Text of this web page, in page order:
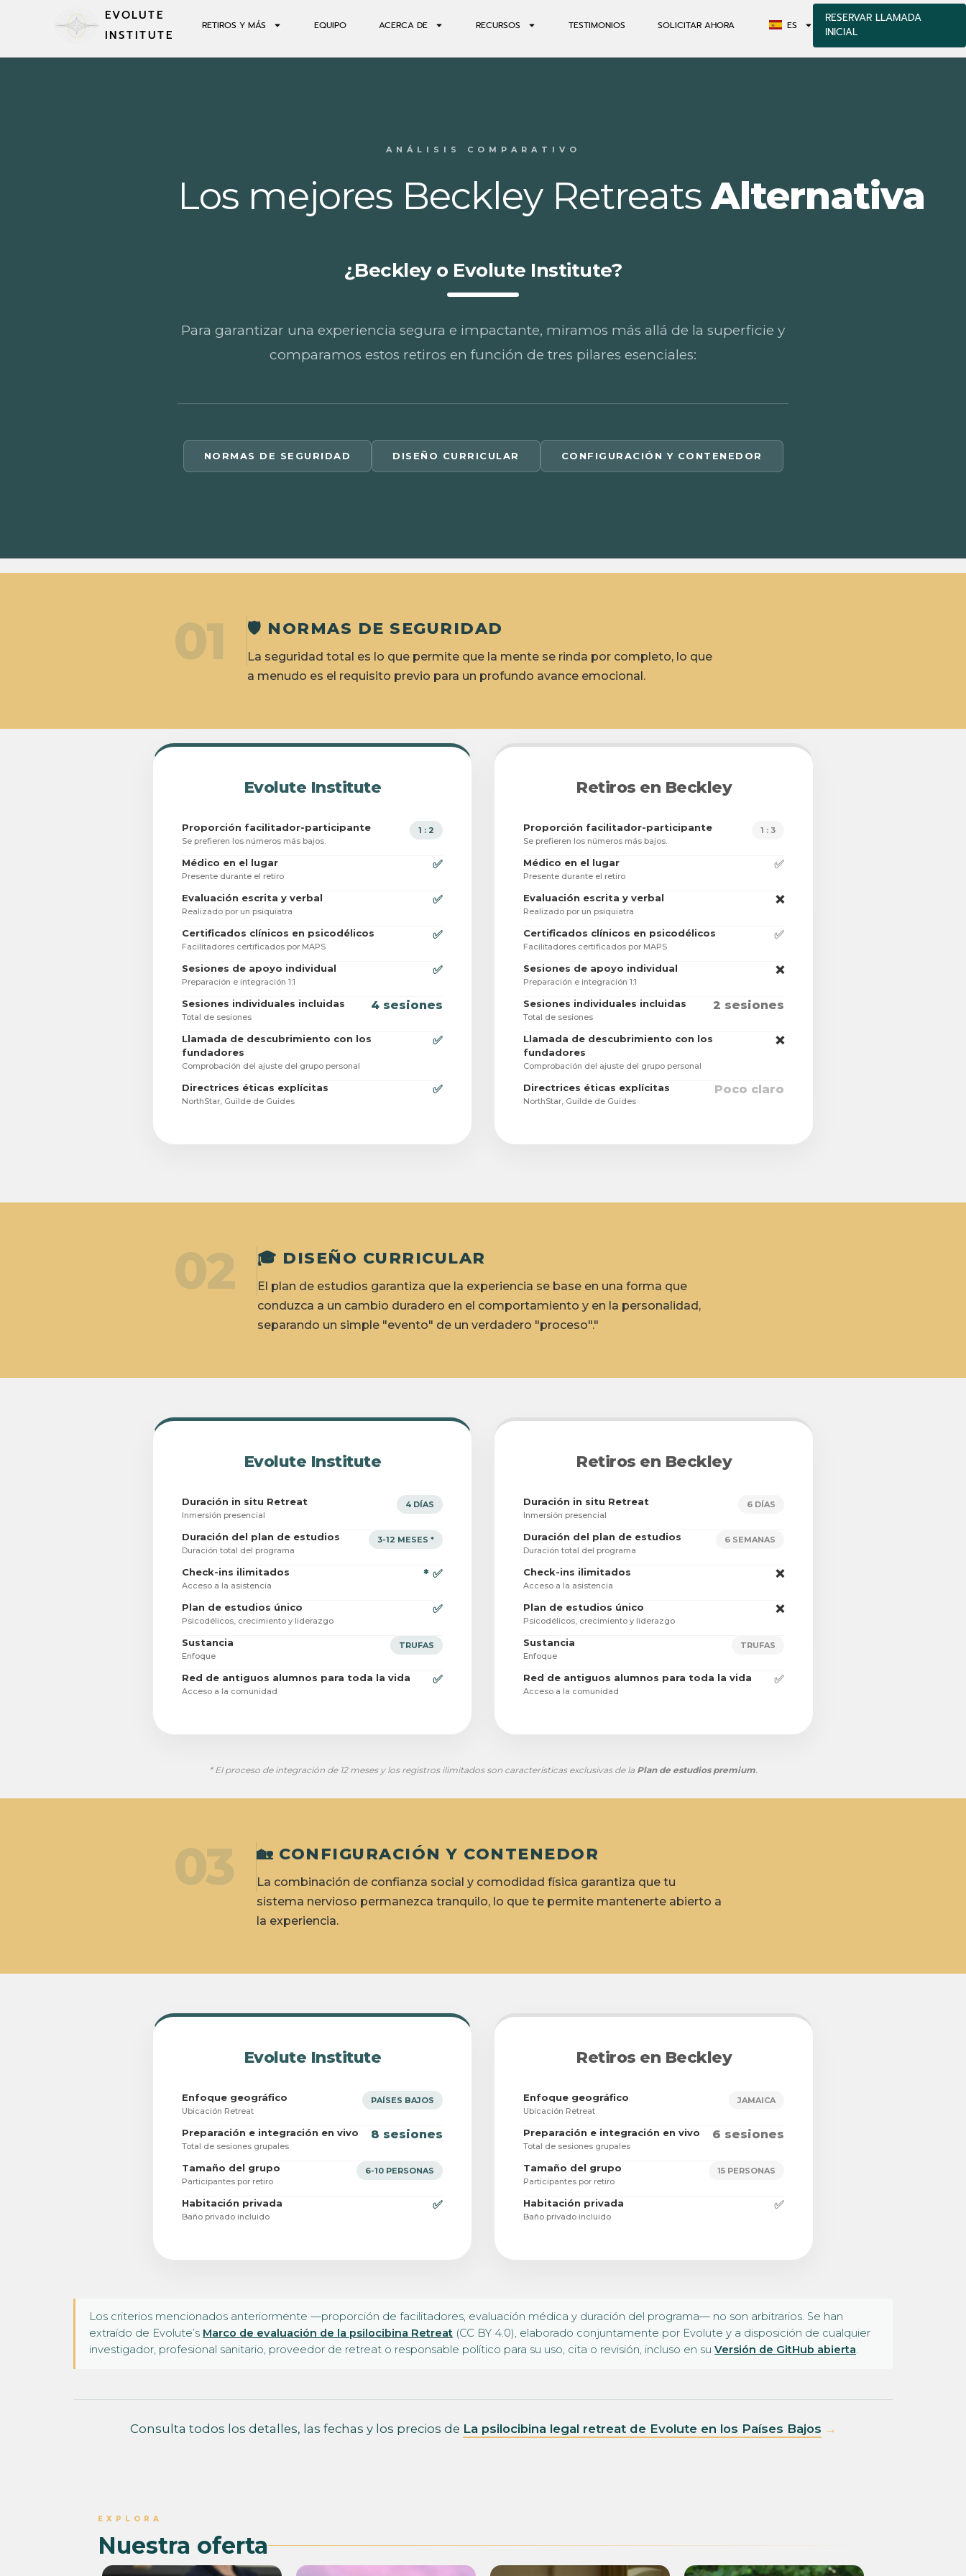
RETIROS Y MÁS EQUIPO ACERCA DE RECURSOS TESTIMONIOS SOLICITAR AHORA ES
RESERVAR LLAMADA
INICIAL
EVOLUTE
INSTITUTE
ANÁLISIS COMPARATIVO
Los mejores Beckley RetreatsAlternativa
¿Beckley o Evolute Institute?
Para garantizar una experiencia segura e impactante, miramos más allá de la superficie y
comparamos estos retiros en función de tres pilares esenciales:
NORMAS DE SEGURIDAD DISEÑO CURRICULAR CONFIGURACIÓN Y CONTENEDOR
01 🛡️ NORMAS DE SEGURIDAD
La seguridad total es lo que permite que la mente se rinda por completo, lo que
a menudo es el requisito previo para un profundo avance emocional.
Evolute Institute
Proporción facilitador-participante
Se prefieren los números más bajos.
1 : 2
Médico en el lugar
Presente durante el retiro
✅
Evaluación escrita y verbal
Realizado por un psiquiatra
✅
Certificados clínicos en psicodélicos
Facilitadores certificados por MAPS
✅
Sesiones de apoyo individual
Preparación e integración 1:1
✅
Sesiones individuales incluidas
Total de sesiones
4 sesiones
Llamada de descubrimiento con los
fundadores
Comprobación del ajuste del grupo personal
✅
Directrices éticas explícitas
NorthStar, Guilde de Guides
✅
Retiros en Beckley
Proporción facilitador-participante
Se prefieren los números más bajos.
1 : 3
Médico en el lugar
Presente durante el retiro
✅
Evaluación escrita y verbal
Realizado por un psiquiatra
❌
Certificados clínicos en psicodélicos
Facilitadores certificados por MAPS
✅
Sesiones de apoyo individual
Preparación e integración 1:1
❌
Sesiones individuales incluidas
Total de sesiones
2 sesiones
Llamada de descubrimiento con los
fundadores
Comprobación del ajuste del grupo personal
❌
Directrices éticas explícitas
NorthStar, Guilde de Guides
Poco claro
02 🎓 DISEÑO CURRICULAR
El plan de estudios garantiza que la experiencia se base en una forma que
conduzca a un cambio duradero en el comportamiento y en la personalidad,
separando un simple "evento" de un verdadero "proceso"."
Evolute Institute
Duración in situ Retreat
Inmersión presencial
4 DÍAS
Duración del plan de estudios
Duración total del programa
3-12 MESES *
Check-ins ilimitados
Acceso a la asistencia
* ✅
Plan de estudios único
Psicodélicos, crecimiento y liderazgo
✅
Sustancia
Enfoque
TRUFAS
Red de antiguos alumnos para toda la vida
Acceso a la comunidad
✅
Retiros en Beckley
Duración in situ Retreat
Inmersión presencial
6 DÍAS
Duración del plan de estudios
Duración total del programa
6 SEMANAS
Check-ins ilimitados
Acceso a la asistencia
❌
Plan de estudios único
Psicodélicos, crecimiento y liderazgo
❌
Sustancia
Enfoque
TRUFAS
Red de antiguos alumnos para toda la vida
Acceso a la comunidad
✅
* El proceso de integración de 12 meses y los registros ilimitados son características exclusivas de la Plan de estudios premium.
03 🏡 CONFIGURACIÓN Y CONTENEDOR
La combinación de confianza social y comodidad física garantiza que tu
sistema nervioso permanezca tranquilo, lo que te permite mantenerte abierto a
la experiencia.
Evolute Institute
Enfoque geográfico
Ubicación Retreat
PAÍSES BAJOS
Preparación e integración en vivo
Total de sesiones grupales
8 sesiones
Tamaño del grupo
Participantes por retiro
6-10 PERSONAS
Habitación privada
Baño privado incluido
✅
Retiros en Beckley
Enfoque geográfico
Ubicación Retreat
JAMAICA
Preparación e integración en vivo
Total de sesiones grupales
6 sesiones
Tamaño del grupo
Participantes por retiro
15 PERSONAS
Habitación privada
Baño privado incluido
✅
Los criterios mencionados anteriormente —proporción de facilitadores, evaluación médica y duración del programa— no son arbitrarios. Se han
extraído de Evolute’s Marco de evaluación de la psilocibina Retreat (CC BY 4.0), elaborado conjuntamente por Evolute y a disposición de cualquier
investigador, profesional sanitario, proveedor de retreat o responsable político para su uso, cita o revisión, incluso en suVersión de GitHub abierta.
Consulta todos los detalles, las fechas y los precios de La psilocibina legal retreat de Evolute en los Países Bajos →
EXPLORA
Nuestra oferta